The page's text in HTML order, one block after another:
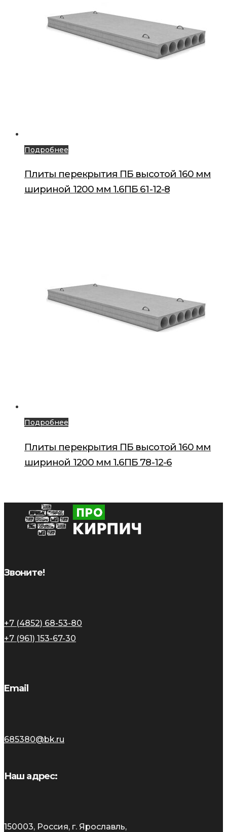
Подробнее
Плиты перекрытия ПБ высотой 160 мм
шириной 1200 мм 1.6ПБ 61-12-8
Подробнее
Плиты перекрытия ПБ высотой 160 мм
шириной 1200 мм 1.6ПБ 78-12-6
Звоните!
+7 (4852) 68-53-80
+7 (961) 153-67-30
Email
685380@bk.ru
Наш адрес:
150003, Россия, г. Ярославль,